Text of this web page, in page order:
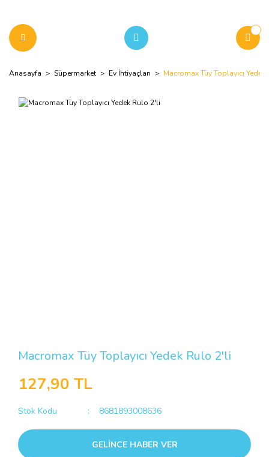
Anasayfa Süpermarket Ev İhtiyaçları Macromax Tüy Toplayıcı
Macromax Tüy Toplayıcı Yedek Rulo 2'li
127,90 TL
Stok Kodu 8681893008636
GELİNCE HABER VER